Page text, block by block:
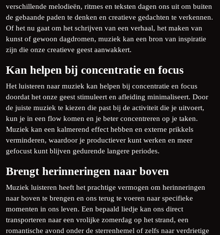
verschillende melodieën, ritmes en teksten dagen ons uit om buiten
de gebaande paden te denken en creatieve gedachten te verkennen.
Of het nu gaat om het schrijven van een verhaal, het maken van
kunst of gewoon dagdromen, muziek kan een bron van inspiratie
zijn die onze creatieve geest aanwakkert.
Kan helpen bij concentratie en focus
Het luisteren naar muziek kan helpen bij concentratie en focus
doordat het onze geest stimuleert en afleiding minimaliseert. Door
de juiste muziek te kiezen die past bij de activiteit die je uitvoert,
kun je in een flow komen en je beter concentreren op je taken.
Muziek kan een kalmerend effect hebben en externe prikkels
verminderen, waardoor je productiever kunt werken en meer
gefocust kunt blijven gedurende langere periodes.
Brengt herinneringen naar boven
Muziek luisteren heeft het prachtige vermogen om herinneringen
naar boven te brengen en ons terug te voeren naar specifieke
momenten in ons leven. Een bepaald liedje kan ons direct
transporteren naar een vrolijke zomerdag op het strand, een
romantische avond onder de sterrenhemel of zelfs naar verdrietige